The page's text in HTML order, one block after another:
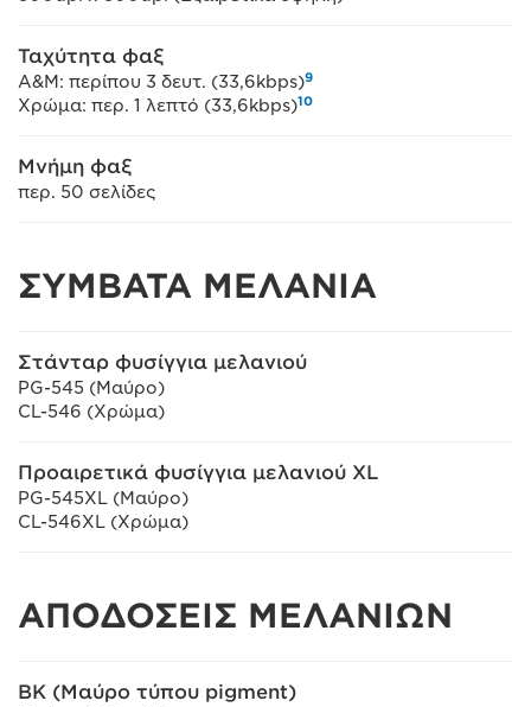
Ταχύτητα φαξ
Α&Μ: περίπου 3 δευτ. (33,6kbps)9
Χρώμα: περ. 1 λεπτό (33,6kbps)10
Μνήμη φαξ
περ. 50 σελίδες
ΣΥΜΒΑΤΑ ΜΕΛΑΝΙΑ
Στάνταρ φυσίγγια μελανιού
PG-545 (Μαύρο)
CL-546 (Χρώμα)
Προαιρετικά φυσίγγια μελανιού XL
PG-545XL (Μαύρο)
CL-546XL (Χρώμα)
ΑΠΟΔΟΣΕΙΣ ΜΕΛΑΝΙΩΝ
BK (Μαύρο τύπου pigment)